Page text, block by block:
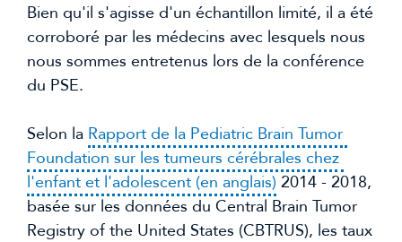
Bien qu'il s'agisse d'un échantillon limité, il a été
corroboré par les médecins avec lesquels nous
nous sommes entretenus lors de la conférence
du PSE.
Selon la Rapport de la Pediatric Brain Tumor
Foundation sur les tumeurs cérébrales chez
l'enfant et l'adolescent (en anglais) 2014 - 2018,
basée sur les données du Central Brain Tumor
Registry of the United States (CBTRUS), les taux